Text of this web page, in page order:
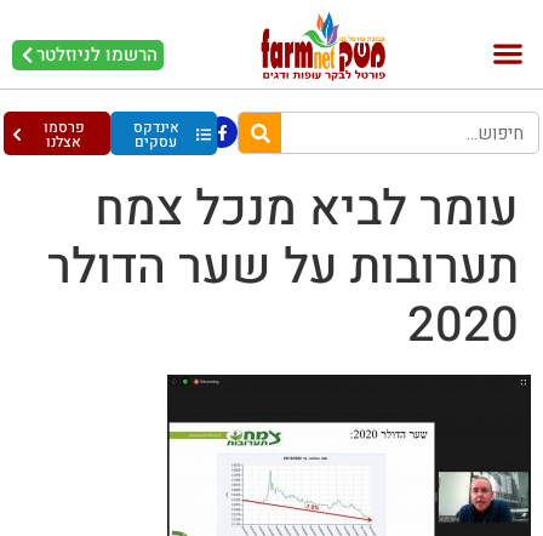
הרשמו לניוזלטר
אינדקס
עסקים
פרסמו
אצלנו
עומר לביא מנכל צמח
תערובות על שער הדולר
2020